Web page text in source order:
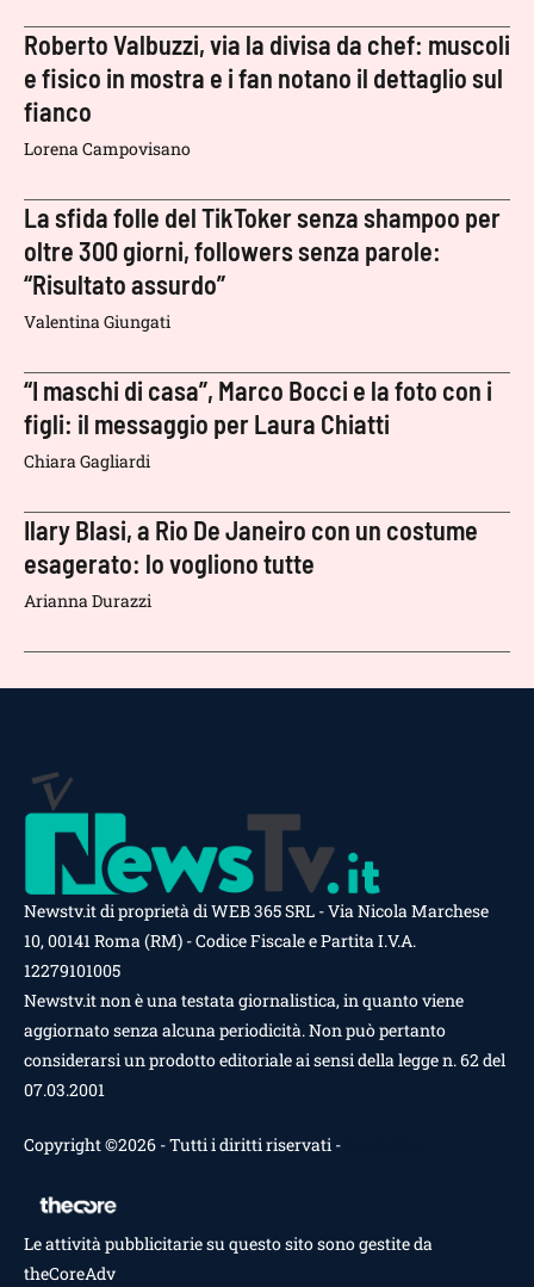
Roberto Valbuzzi, via la divisa da chef: muscoli
e fisico in mostra e i fan notano il dettaglio sul
fianco
Lorena Campovisano
La sfida folle del TikToker senza shampoo per
oltre 300 giorni, followers senza parole:
“Risultato assurdo”
Valentina Giungati
“I maschi di casa”, Marco Bocci e la foto con i
figli: il messaggio per Laura Chiatti
Chiara Gagliardi
Ilary Blasi, a Rio De Janeiro con un costume
esagerato: lo vogliono tutte
Arianna Durazzi
Newstv.it di proprietà di WEB 365 SRL - Via Nicola Marchese
10, 00141 Roma (RM) - Codice Fiscale e Partita I.V.A.
12279101005
Newstv.it non è una testata giornalistica, in quanto viene
aggiornato senza alcuna periodicità. Non può pertanto
considerarsi un prodotto editoriale ai sensi della legge n. 62 del
07.03.2001
Copyright ©2026 - Tutti i diritti riservati -
Le attività pubblicitarie su questo sito sono gestite da
theCoreAdv